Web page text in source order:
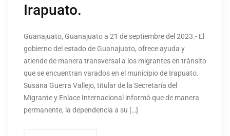
Irapuato.
Guanajuato, Guanajuato a 21 de septiembre del 2023.- El
gobierno del estado de Guanajuato, ofrece ayuda y
atiende de manera transversal a los migrantes en tránsito
que se encuentran varados en el municipio de Irapuato.
Susana Guerra Vallejo, titular de la Secretaría del
Migrante y Enlace Internacional informó que de manera
permanente, la dependencia a su […]